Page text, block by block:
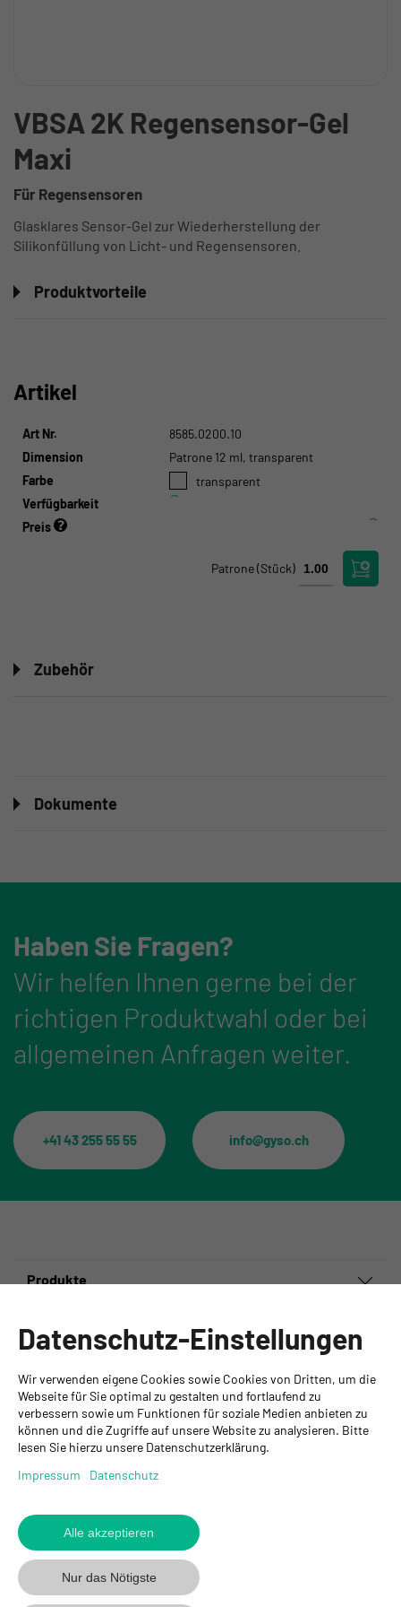
VBSA 2K Regensensor-Gel
Maxi
Für Regensensoren
Glasklares Sensor-Gel zur Wiederherstellung der
Silikonfüllung von Licht- und Regensensoren.
Produktvorteile
Artikel
Art Nr.
8585.0200.10
Dimension
Patrone 12 ml, transparent
Farbe
transparent
Verfügbarkeit
Preis
Patrone(Stück)
Zubehör
Dokumente
Haben Sie Fragen?
Wir helfen Ihnen gerne bei der
richtigen Produktwahl oder bei
allgemeinen Anfragen weiter.
+41 43 255 55 55 info@gyso.ch
Produkte
GYSO AG
Hauptsitz Kloten
Steinackerstrasse 34
8302 Kloten
+ 41 43 255 55 55
www.gyso.ch
GYSO
auf
GYSO
auf
Gyso
auf
Datenschutz-Einstellungen
Wir verwenden eigene Cookies sowie Cookies von Dritten, um die
Webseite für Sie optimal zu gestalten und fortlaufend zu
verbessern sowie um Funktionen für soziale Medien anbieten zu
können und die Zugriffe auf unsere Website zu analysieren. Bitte
lesen Sie hierzu unsere Datenschutzerklärung.
Impressum
Datenschutz
Alle akzeptieren
Nur das Nötigste